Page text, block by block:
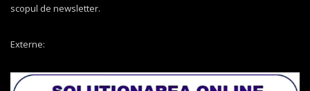
scopul de newsletter.
Externe: